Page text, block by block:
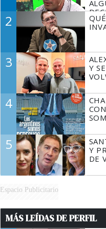
2
3
Y
4
5
Y
DE
Espacio Publicitario
MÁS LEÍDAS DE PERFIL